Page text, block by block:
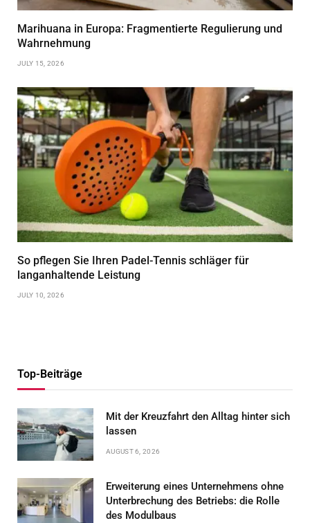
Marihuana in Europa: Fragmentierte Regulierung und
Wahrnehmung
JULY 15, 2026
So pflegen Sie Ihren Padel-Tennis schläger für
langanhaltende Leistung
JULY 10, 2026
Top-Beiträge
Mit der Kreuzfahrt den Alltag hinter sich
lassen
AUGUST 6, 2026
Erweiterung eines Unternehmens ohne
Unterbrechung des Betriebs: die Rolle
des Modulbaus